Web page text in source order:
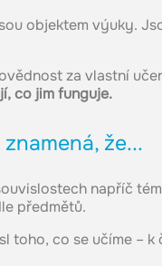
objektem výuky.
za vlastní
co jim funguje.
že...
napříč
předmětů.
toho, co se učíme – k